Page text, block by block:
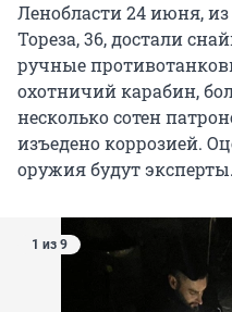
Ленобласти 24 июня,
Тореза, 36, достали
ручные
охотничий карабин,
несколько сотен
изъедено коррозией.
оружия будут эксперты.
1 из 9